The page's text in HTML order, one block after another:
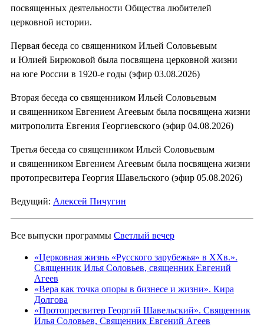
посвященных деятельности Общества любителей
церковной истории.
Первая беседа со священником Ильей Соловьевым
и Юлией Бирюковой была посвящена церковной жизни
на юге России в 1920-е годы (эфир 03.08.2026)
Вторая беседа со священником Ильей Соловьевым
и священником Евгением Агеевым была посвящена жизни
митрополита Евгения Георгиевского (эфир 04.08.2026)
Третья беседа со священником Ильей Соловьевым
и священником Евгением Агеевым была посвящена жизни
протопресвитера Георгия Шавельского (эфир 05.08.2026)
Ведущий: Алексей Пичугин
Все выпуски программы Светлый вечер
«Церковная жизнь «Русского зарубежья» в ХХв.».
Священник Илья Соловьев, священник Евгений
Агеев
«Вера как точка опоры в бизнесе и жизни». Кира
Долгова
«Протопресвитер Георгий Шавельский». Священник
Илья Соловьев, Священник Евгений Агеев